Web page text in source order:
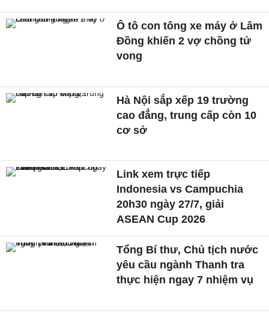
Ô tô con tông xe máy ở Lâm
Đồng khiến 2 vợ chồng tử
vong
Hà Nội sắp xếp 19 trường
cao đẳng, trung cấp còn 10
cơ sở
Link xem trực tiếp
Indonesia vs Campuchia
20h30 ngày 27/7, giải
ASEAN Cup 2026
Tổng Bí thư, Chủ tịch nước
yêu cầu ngành Thanh tra
thực hiện ngay 7 nhiệm vụ